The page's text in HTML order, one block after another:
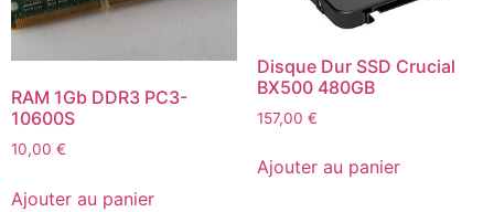
RAM 1Gb DDR3 PC3-
10600S
10,00 €
Ajouter au panier
Disque Dur SSD Crucial
BX500 480GB
157,00 €
Ajouter au panier